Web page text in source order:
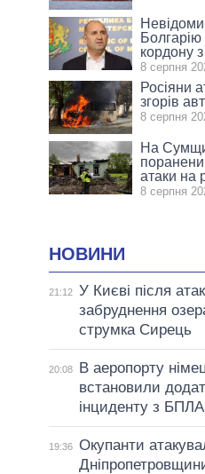
Болгарію
кордону
8 серпня
Росіяни
згорів
8 серпня
На
атаки на
8 серпня
НОВИНИ
21:12 У Києві після
забруднення
струмка Сирець
20:08
В аеропорту
встановили
інциденту з БПЛА
19:36 Окупанти